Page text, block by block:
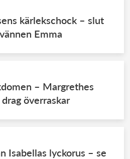
kärlekschock – slut
Emma
– Margrethes
överraskar
Isabellas lyckorus – se